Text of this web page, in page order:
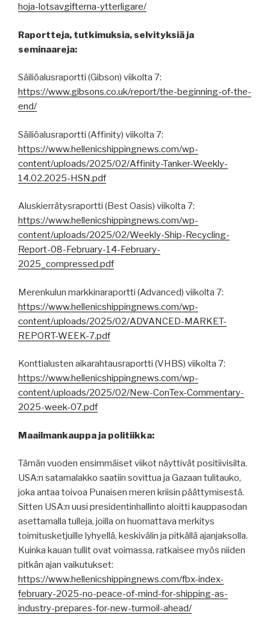
hoja-lotsavgifterna-ytterligare/
Raportteja, tutkimuksia, selvityksiä ja
seminaareja:
Säiliöalusraportti (Gibson) viikolta 7:
https://www.gibsons.co.uk/report/the-beginning-of-the-
end/
Säiliöalusraportti (Affinity) viikolta 7:
https://www.hellenicshippingnews.com/wp-
content/uploads/2025/02/Affinity-Tanker-Weekly-
14.02.2025-HSN.pdf
Aluskierrätysraportti (Best Oasis) viikolta 7:
https://www.hellenicshippingnews.com/wp-
content/uploads/2025/02/Weekly-Ship-Recycling-
Report-08-February-14-February-
2025_compressed.pdf
Merenkulun markkinaraportti (Advanced) viikolta 7:
https://www.hellenicshippingnews.com/wp-
content/uploads/2025/02/ADVANCED-MARKET-
REPORT-WEEK-7.pdf
Konttialusten aikarahtausraportti (VHBS) viikolta 7:
https://www.hellenicshippingnews.com/wp-
content/uploads/2025/02/New-ConTex-Commentary-
2025-week-07.pdf
Maailmankauppa ja politiikka:
Tämän vuoden ensimmäiset viikot näyttivät positiivisilta.
USA:n satamalakko saatiin sovittua ja Gazaan tulitauko,
joka antaa toivoa Punaisen meren kriisin päättymisestä.
Sitten USA:n uusi presidentinhallinto aloitti kauppasodan
asettamalla tulleja, joilla on huomattava merkitys
toimitusketjuille lyhyellä, keskivälin ja pitkällä ajanjaksolla.
Kuinka kauan tullit ovat voimassa, ratkaisee myös niiden
pitkän ajan vaikutukset:
https://www.hellenicshippingnews.com/fbx-index-
february-2025-no-peace-of-mind-for-shipping-as-
industry-prepares-for-new-turmoil-ahead/